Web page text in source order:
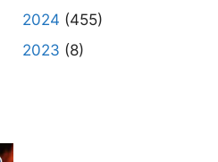
2024 (455)
2023 (8)